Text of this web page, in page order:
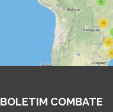
BOLETIM COMBATE